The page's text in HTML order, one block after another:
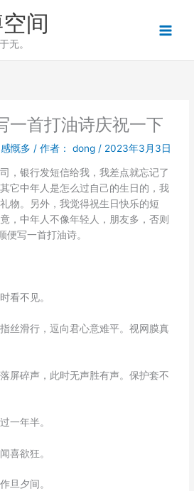
间
无。
一首打油诗庆祝一下
慨多 / 作者： dong / 2023年3月3日
，银行发短信给我，我差点就忘记了
它中年人是怎么过自己的生日的，我
物。另外，我觉得祝生日快乐的短
，中年人不像年轻人，朋友多，否则
便写一首打油诗。
看不见。
丝滑行，逗向君心意难平。视网膜真
屏碎声，此时无声胜有声。保护套不
一年半。
喜欲狂。
旦夕间。